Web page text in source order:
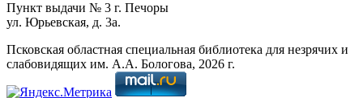
Пункт выдачи № 3 г. Печоры
ул. Юрьевская, д. 3а.
Псковская областная специальная библиотека для незрячих и
слабовидящих им. А.А. Бологова, 2026 г.